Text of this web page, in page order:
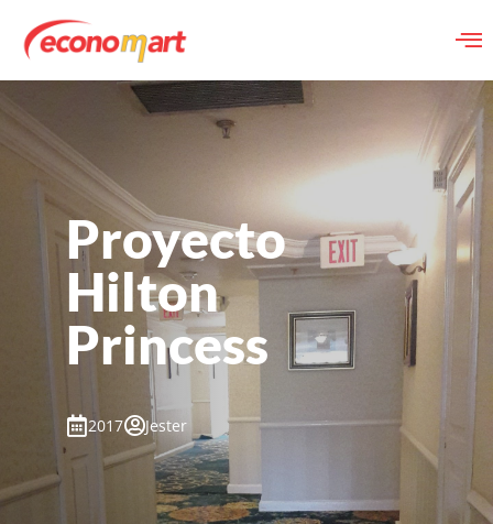
Proyecto
Hilton
Princess
2017 Jester